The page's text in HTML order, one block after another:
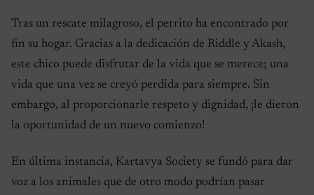
Tras un rescate milagroso, el perrito ha encontrado por
fin su hogar. Gracias a la dedicación de Riddle y Akash,
este chico puede disfrutar de la vida que se merece; una
vida que una vez se creyó perdida para siempre. Sin
embargo, al proporcionarle respeto y dignidad, ¡le dieron
la oportunidad de un nuevo comienzo!
En última instancia, Kartavya Society se fundó para dar
voz a los animales que de otro modo podrían pasar